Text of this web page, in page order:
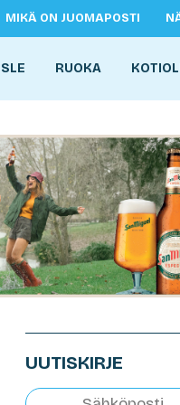
MIKÄ ON JUOMAPOSTI
RUOKA
UUTISKIRJE